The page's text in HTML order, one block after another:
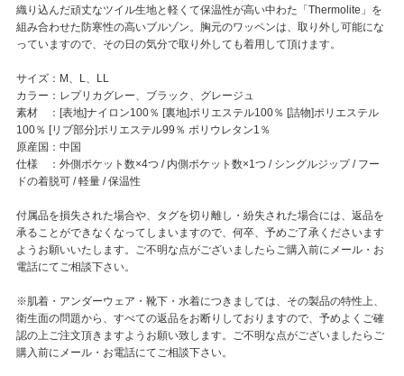
織り込んだ頑丈なツイル生地と軽くて保温性が高い中わた「Thermolite」を
組み合わせた防寒性の高いブルゾン。胸元のワッペンは、取り外し可能にな
っていますので、その日の気分で取り外しても着用して頂けます。
サイズ：M、L、LL
カラー：レプリカグレー、ブラック、グレージュ
素材 ：[表地]ナイロン100％ [裏地]ポリエステル100％ [詰物]ポリエステル
100％ [リブ部分]ポリエステル99％ ポリウレタン1％
原産国：中国
仕様 ：外側ポケット数×4つ / 内側ポケット数×1つ / シングルジップ / フー
ドの着脱可 / 軽量 / 保温性
付属品を損失された場合や、タグを切り離し・紛失された場合には、返品を
承ることができなくなってしまいますので、何卒、予めご了承くださいます
ようお願いいたします。ご不明な点がございましたらご購入前にメール・お
電話にてご相談下さい。
※肌着・アンダーウェア・靴下・水着につきましては、その製品の特性上、
衛生面の問題から、すべての返品をお断りしておりますので、予めよくご確
認の上ご注文頂きますようお願い致します。ご不明な点がございましたらご
購入前にメール・お電話にてご相談下さい。